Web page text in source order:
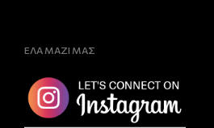
ΕΛΑ ΜΑΖΙ ΜΑΣ